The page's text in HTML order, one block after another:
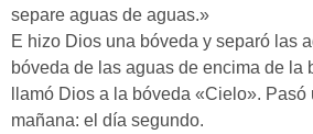
separe aguas de aguas.»
E hizo Dios una bóveda y separó las
bóveda de las aguas de encima de la
llamó Dios a la bóveda «Cielo».
mañana: el día segundo.